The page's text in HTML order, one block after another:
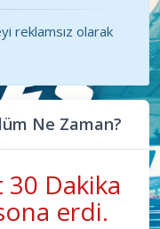
reklamsız olarak
Ne Zaman?
30 Dakika
erdi.